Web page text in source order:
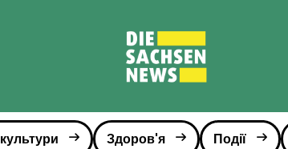
Здоров'я Події